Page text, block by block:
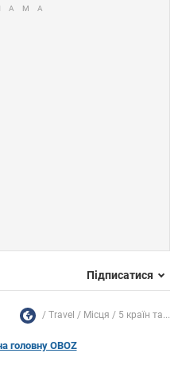
Підписатися
Travel Місця 5 країн та...
головну OBOZ